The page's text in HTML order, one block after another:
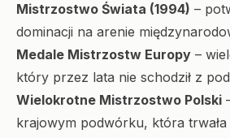
Mistrzostwo Świata (1994) –
dominacji na arenie
Medale Mistrzostw Europy –
który przez lata nie schodził z
Wielokrotne Mistrzostwo Polski
krajowym podwórku, która trwała